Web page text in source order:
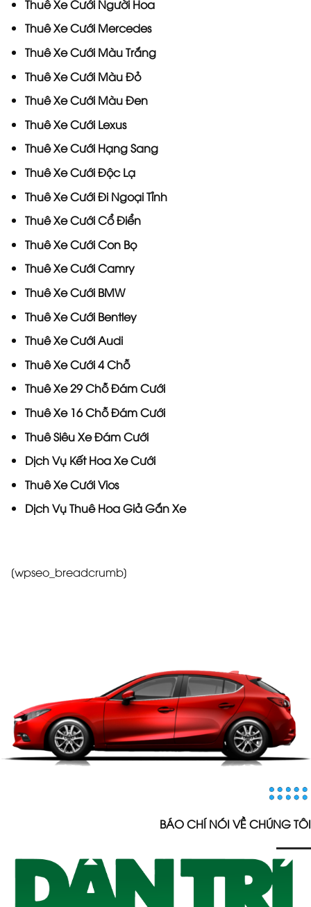
Thuê Xe Cưới Người Hoa
Thuê Xe Cưới Mercedes
Thuê Xe Cưới Màu Trắng
Thuê Xe Cưới Màu Đỏ
Thuê Xe Cưới Màu Đen
Thuê Xe Cưới Lexus
Thuê Xe Cưới Hạng Sang
Thuê Xe Cưới Độc Lạ
Thuê Xe Cưới Đi Ngoại Tỉnh
Thuê Xe Cưới Cổ Điển
Thuê Xe Cưới Con Bọ
Thuê Xe Cưới Camry
Thuê Xe Cưới BMW
Thuê Xe Cưới Bentley
Thuê Xe Cưới Audi
Thuê Xe Cưới 4 Chỗ
Thuê Xe 29 Chỗ Đám Cưới
Thuê Xe 16 Chỗ Đám Cưới
Thuê Siêu Xe Đám Cưới
Dịch Vụ Kết Hoa Xe Cưới
Thuê Xe Cưới Vios
Dịch Vụ Thuê Hoa Giả Gắn Xe
[wpseo_breadcrumb]
BÁO CHÍ NÓI VỀ CHÚNG TÔI